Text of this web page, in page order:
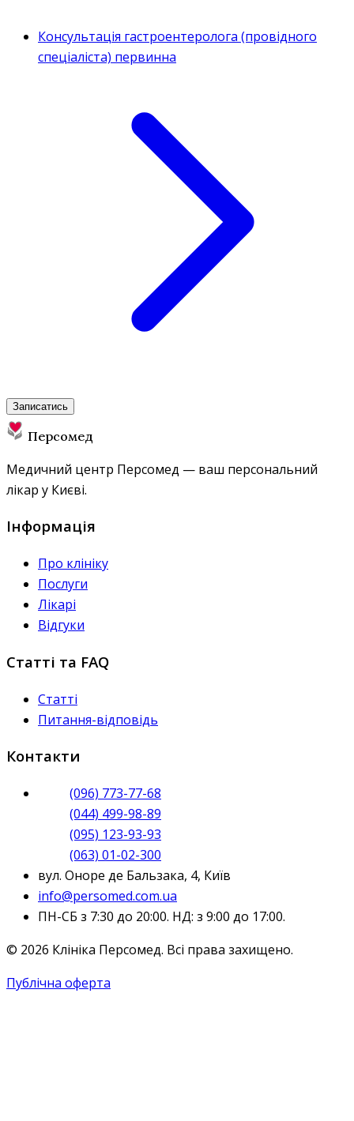
Консультація гастроентеролога (провідного
спеціаліста) первинна
Записатись
Персомед
Медичний центр Персомед — ваш персональний
лікар у Києві.
Інформація
Про клініку
Послуги
Лікарі
Відгуки
Статті та FAQ
Статті
Питання-відповідь
Контакти
(096) 773-77-68
(044) 499-98-89
(095) 123-93-93
(063) 01-02-300
вул. Оноре де Бальзака, 4, Київ
info@persomed.com.ua
ПН-СБ з 7:30 до 20:00. НД: з 9:00 до 17:00.
© 2026 Клініка Персомед. Всі права захищено.
Публічна оферта